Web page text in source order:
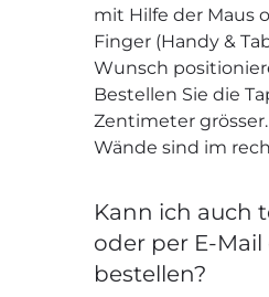
mit Hilfe der Maus
Finger (Handy &
Wunsch
Bestellen Sie die
Zentimeter
Wände sind im
Kann ich auch
oder per E-Mail
bestellen?